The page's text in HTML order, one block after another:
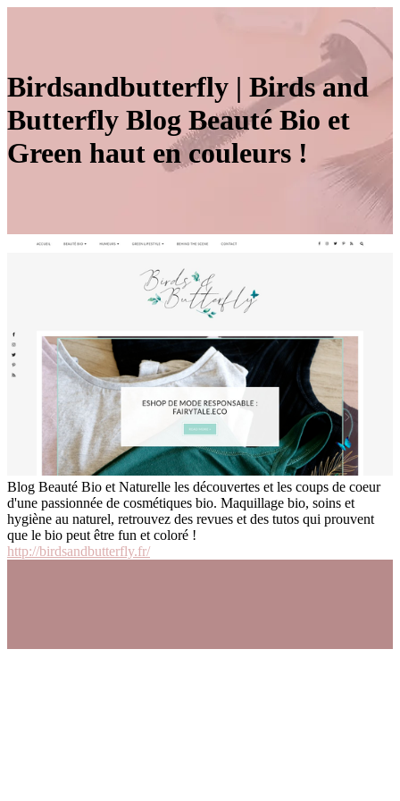
Birdsandbut­terfly | Birds and
Butterfly Blog Beauté Bio et
Green haut en couleurs !
Blog Beauté Bio et Naturelle les découvertes et les coups de coeur
d'une passionnée de cosmétiques bio. Maquillage bio, soins et
hygiène au naturel, retrouvez des revues et des tutos qui prouvent
que le bio peut être fun et coloré !
http://birdsandbutterfly.fr/